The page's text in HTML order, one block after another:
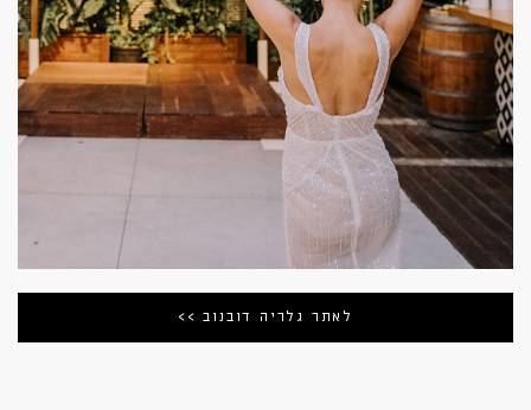
לאתר גלריה דובנוב >>